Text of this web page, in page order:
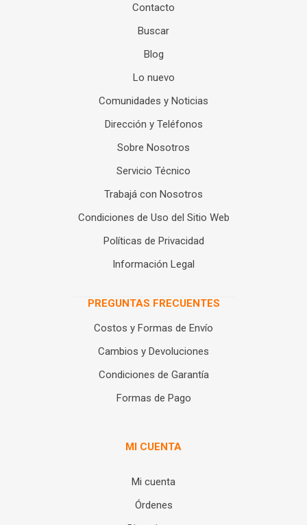
Contacto
Buscar
Blog
Lo nuevo
Comunidades y Noticias
Dirección y Teléfonos
Sobre Nosotros
Servicio Técnico
Trabajá con Nosotros
Condiciones de Uso del Sitio Web
Políticas de Privacidad
Información Legal
PREGUNTAS FRECUENTES
Costos y Formas de Envío
Cambios y Devoluciones
Condiciones de Garantía
Formas de Pago
MI CUENTA
Mi cuenta
Órdenes